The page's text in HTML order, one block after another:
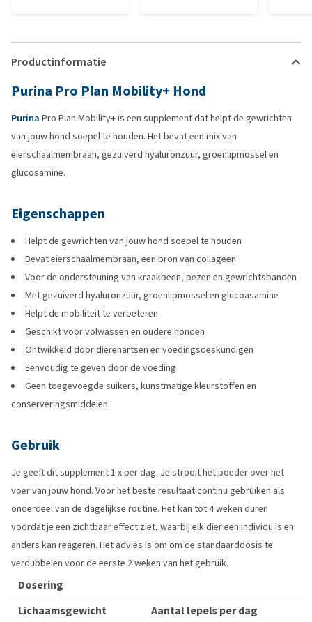
Productinformatie
Purina Pro Plan Mobility+ Hond
Purina Pro Plan Mobility+ is een supplement dat helpt de gewrichten
van jouw hond soepel te houden. Het bevat een mix van
eierschaalmembraan, gezuiverd hyaluronzuur, groenlipmossel en
glucosamine.
Eigenschappen
Helpt de gewrichten van jouw hond soepel te houden
Bevat eierschaalmembraan, een bron van collageen
Voor de ondersteuning van kraakbeen, pezen en gewrichtsbanden
Met gezuiverd hyaluronzuur, groenlipmossel en glucoasamine
Helpt de mobiliteit te verbeteren
Geschikt voor volwassen en oudere honden
Ontwikkeld door dierenartsen en voedingsdeskundigen
Eenvoudig te geven door de voeding
Geen toegevoegde suikers, kunstmatige kleurstoffen en
conserveringsmiddelen
Gebruik
Je geeft dit supplement 1 x per dag. Je strooit het poeder over het
voer van jouw hond. Voor het beste resultaat continu gebruiken als
onderdeel van de dagelijkse routine. Het kan tot 4 weken duren
voordat je een zichtbaar effect ziet, waarbij elk dier een individu is en
anders kan reageren. Het advies is om om de standaarddosis te
verdubbelen voor de eerste 2 weken van het gebruik.
Dosering
Lichaamsgewicht
Aantal lepels per dag